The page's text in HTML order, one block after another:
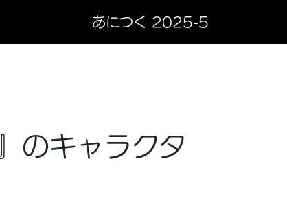
あにつく 2025-5
のキャラクタ